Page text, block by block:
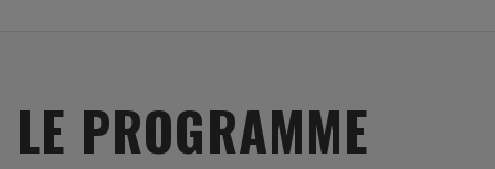
LE PROGRAMME